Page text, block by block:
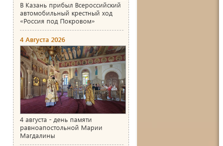
В Казань прибыл Всероссийский
автомобильный крестный ход
«Россия под Покровом»
4 Августа 2026
4 августа - день памяти
равноапостольной Марии
Магдалины